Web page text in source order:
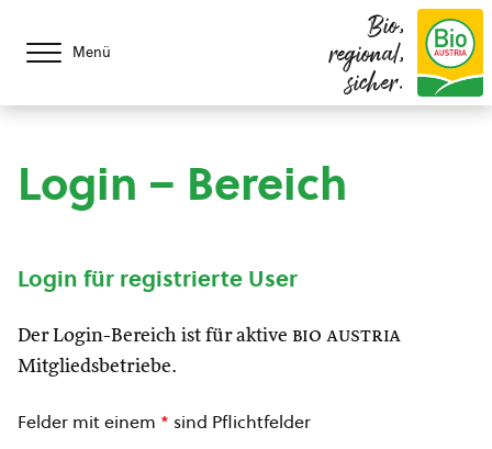
Menü
Bio,
regional,
sicher.
Login – Bereich
Login für registrierte User
Der Login-Bereich ist für aktive bio austria
Mitgliedsbetriebe.
Felder mit einem * sind Pflichtfelder